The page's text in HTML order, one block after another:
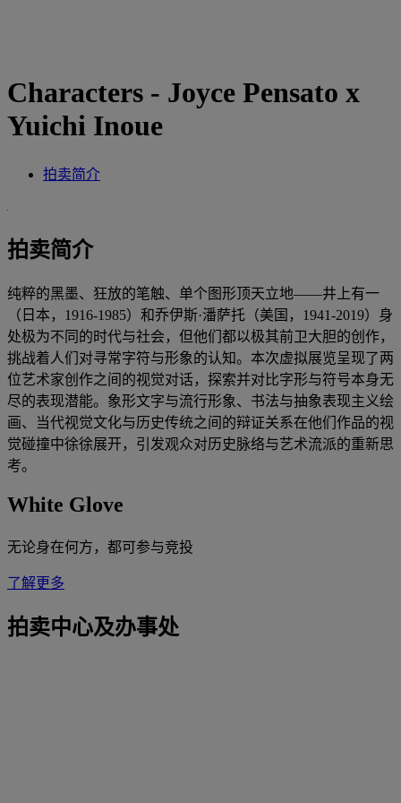
Characters - Joyce Pensato x
Yuichi Inoue
拍卖简介
拍卖简介
纯粹的黑墨、狂放的笔触、单个图形顶天立地——井上有一
（日本，1916-1985）和乔伊斯·潘萨托（美国，1941-2019）身
处极为不同的时代与社会，但他们都以极其前卫大胆的创作，
挑战着人们对寻常字符与形象的认知。本次虚拟展览呈现了两
位艺术家创作之间的视觉对话，探索并对比字形与符号本身无
尽的表现潜能。象形文字与流行形象、书法与抽象表现主义绘
画、当代视觉文化与历史传统之间的辩证关系在他们作品的视
觉碰撞中徐徐展开，引发观众对历史脉络与艺术流派的重新思
考。
White Glove
无论身在何方，都可参与竞投
了解更多
拍卖中心及办事处